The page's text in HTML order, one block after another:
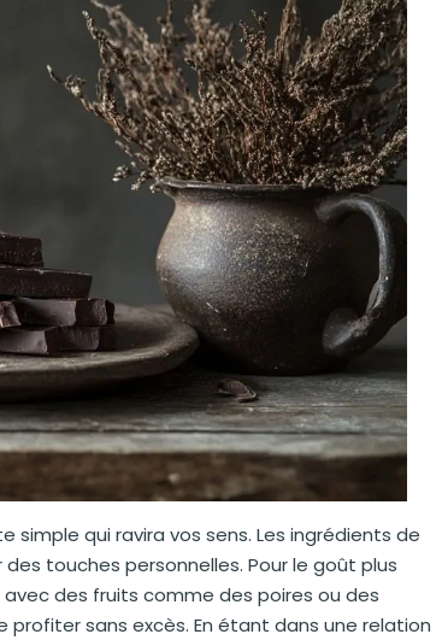
simple qui ravira vos sens. Les ingrédients de
touches personnelles. Pour le goût plus
des fruits comme des poires ou des
sans excès. En étant dans une relation